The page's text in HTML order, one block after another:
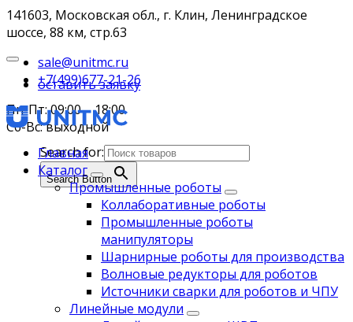
141603, Московская обл., г. Клин, Ленинградское
шоссе, 88 км, стр.63
sale@unitmc.ru
+7(499)677-21-26
Пн-Пт: 09:00 – 18:00
Сб-Вс: выходной
Search for:
Search Button
оставить заявку
Главная
Каталог
Промышленные роботы
Коллаборативные роботы
Промышленные роботы
манипуляторы
Шарнирные роботы для производства
Волновые редукторы для роботов
Источники сварки для роботов и ЧПУ
Линейные модули